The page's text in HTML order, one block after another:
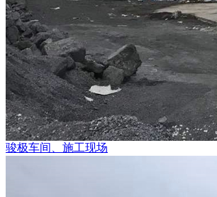
骏极车间、施工现场